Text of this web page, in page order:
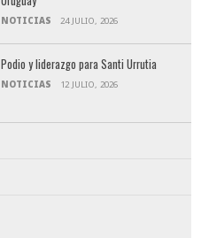
NOTICIAS 24 JULIO, 2026
Podio y liderazgo para Santi Urrutia
NOTICIAS 12 JULIO, 2026